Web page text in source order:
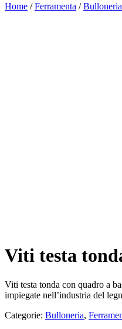
Home /Ferramenta /Bulloneria
Viti testa
Viti testa tonda con quadro a
impiegate nell’industria del
Categorie: Bulloneria,